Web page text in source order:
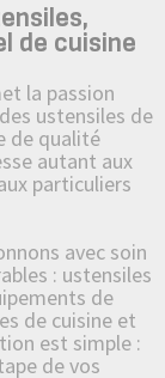
de cuisine
la passion
ustensiles de
de qualité
autant aux
particuliers
avec soin
: ustensiles
de
de cuisine et
est simple :
de vos